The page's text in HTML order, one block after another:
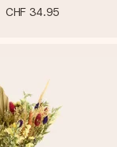
CHF 34.95